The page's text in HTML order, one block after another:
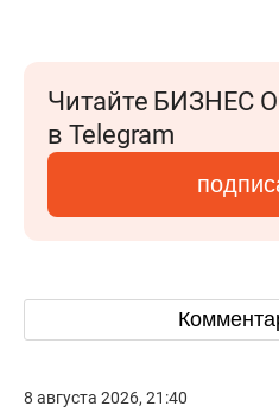
Читайте БИЗНЕС
в Telegram
8 августа 2026, 21:40